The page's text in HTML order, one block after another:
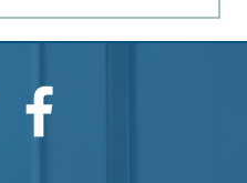
לתמוך בילדים בשלב הזה,
מונטסורי? בואו נצלול
מונטסורי לגיל הרך? חינוך
גישה חינוכית שממוקדת
עם דגש על העצמה,